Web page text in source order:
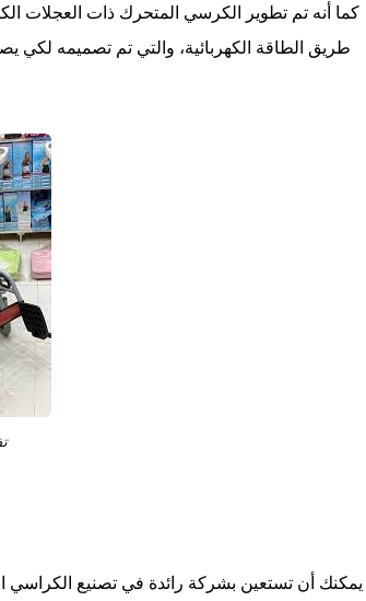
كما أنه تم تطوير الكرسي المتحرك ذات العجلات
طريق الطاقة الكهربائية، والتي تم تصميمه
يمكنك أن تستعين بشركة رائدة في تصنيع